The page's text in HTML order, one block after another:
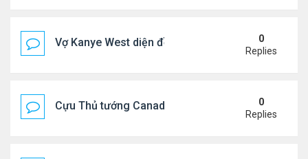
Vợ Kanye West diện đồ xẻ bạo, dự tiệc ở đảo Ibiza
0
Replies
Cựu Thủ tướng Canada đắm đuối khóa môi Katy
0
Replies